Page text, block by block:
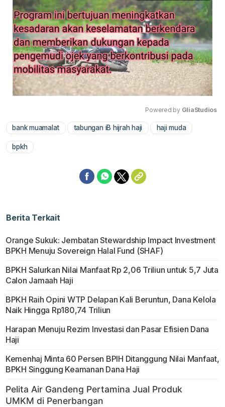
Mute
Powered by GliaStudios
bank muamalat tabungan iB hijrah haji haji muda
bpkh
Berita Terkait
Orange Sukuk: Jembatan Stewardship Impact Investment
BPKH Menuju Sovereign Halal Fund (SHAF)
BPKH Salurkan Nilai Manfaat Rp 2,06 Triliun untuk 5,7 Juta
Calon Jamaah Haji
BPKH Raih Opini WTP Delapan Kali Beruntun, Dana Kelola
Naik Hingga Rp180,74 Triliun
Harapan Menuju Rezim Investasi dan Pasar Efisien Dana
Haji
Kemenhaj Minta 60 Persen BPIH Ditanggung Nilai Manfaat,
BPKH Singgung Keamanan Dana Haji